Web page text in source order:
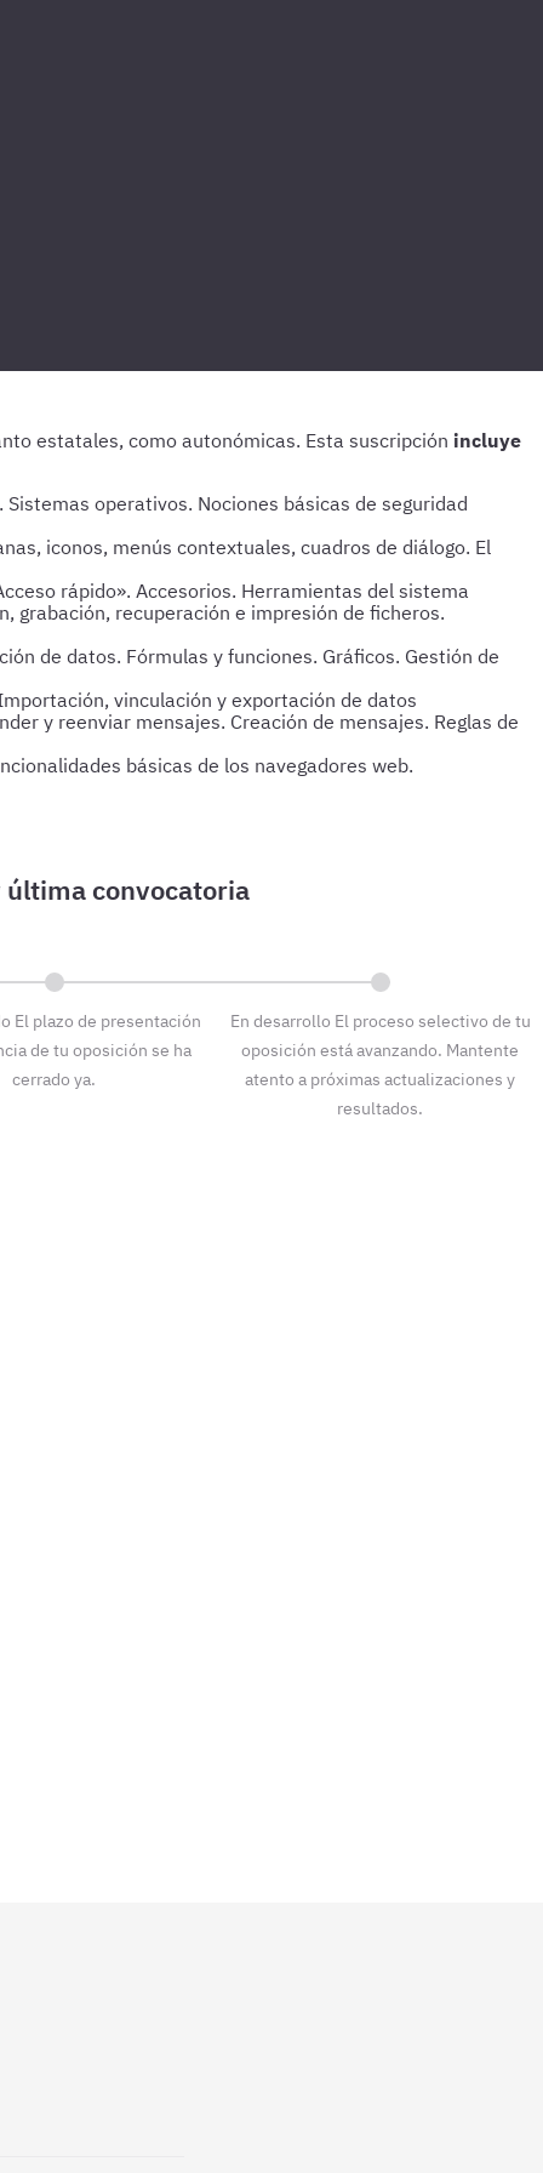
incluye
operativos. Nociones básicas de seguridad
iconos, menús contextuales, cuadros de diálogo. El
rápido». Accesorios. Herramientas del sistema
grabación, recuperación e impresión de ficheros.
de datos. Fórmulas y funciones. Gráficos. Gestión de
vinculación y exportación de datos
y reenviar mensajes. Creación de mensajes. Reglas de
básicas de los navegadores web.
El plazo de presentación
de tu oposición se ha
cerrado ya.
En desarrollo El proceso selectivo de tu
oposición está avanzando. Mantente
atento a próximas actualizaciones y
resultados.